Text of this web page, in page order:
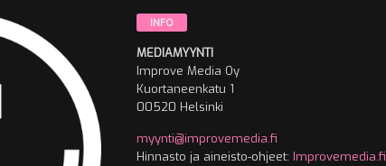
INFO
MEDIAMYYNTI
Improve Media Oy
Kuortaneenkatu 1
00520 Helsinki
myynti@improvemedia.fi
Hinnasto ja aineisto-ohjeet: Improvemedia.fi